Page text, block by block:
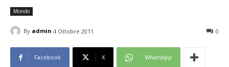
Mondo
By admin 4 Ottobre 2011 0
Facebook X WhatsApp